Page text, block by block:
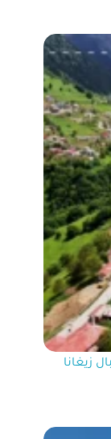
زيغانا